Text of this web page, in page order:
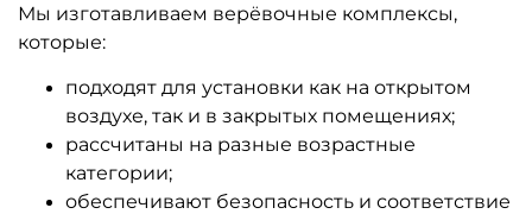
Мы изготавливаем верёвочные комплексы,
которые:
подходят для установки как на открытом
воздухе, так и в закрытых помещениях;
рассчитаны на разные возрастные
категории;
обеспечивают безопасность и соответствие